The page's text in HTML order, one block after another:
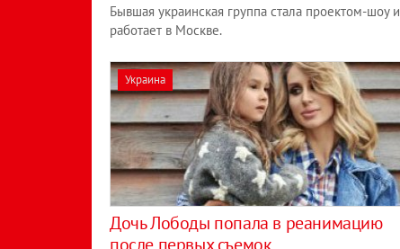
Бывшая украинская группа стала проектом-шоу и
работает в Москве.
Украина
Дочь Лободы попала в реанимацию
после первых съемок